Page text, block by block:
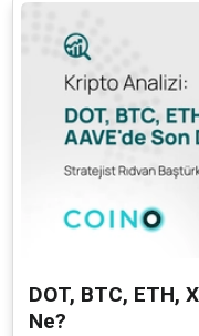
DOT, BTC, ETH,
Ne?